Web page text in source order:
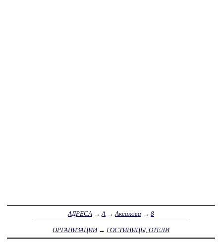
АДРЕСА →А →Аксакова → 8
ОРГАНИЗАЦИИ→ ГОСТИНИЦЫ, ОТЕЛИ